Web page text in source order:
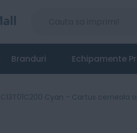
Branduri Echipamente
Cyan - Cartus cerneala